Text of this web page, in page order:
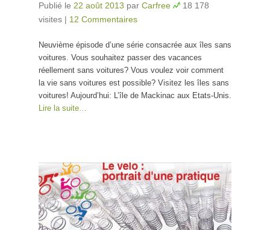
Publié le 22 août 2013 par Carfree
18 178
visites | 12 Commentaires
Neuvième épisode d’une série consacrée aux îles sans
voitures. Vous souhaitez passer des vacances
réellement sans voitures? Vous voulez voir comment
la vie sans voitures est possible? Visitez les îles sans
voitures! Aujourd’hui: L’île de Mackinac aux Etats-Unis.
Lire la suite…